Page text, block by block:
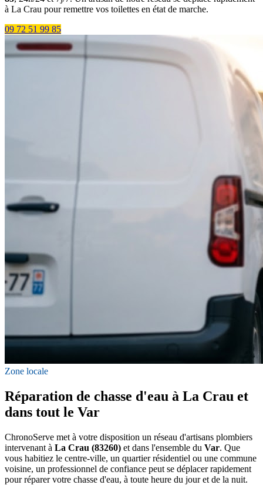
à La Crau pour remettre vos toilettes en état de marche.
09 72 51 99 85
Zone locale
Réparation de chasse d'eau à La Crau et
dans tout le Var
ChronoServe met à votre disposition un réseau d'artisans plombiers
intervenant à La Crau (83260) et dans l'ensemble du Var. Que
vous habitiez le centre-ville, un quartier résidentiel ou une commune
voisine, un professionnel de confiance peut se déplacer rapidement
pour réparer votre chasse d'eau, à toute heure du jour et de la nuit.